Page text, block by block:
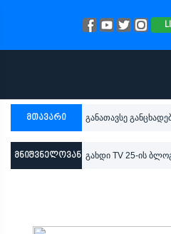
მთავარი განათავსე
მნიშვნელოვანიგახდი TV 25-ის